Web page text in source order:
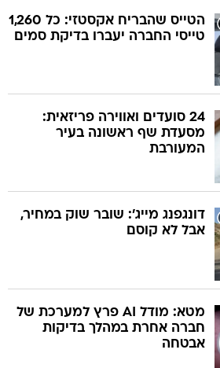
הטייס שהבריח אקסטזי: כל 1,260
טייסי החברה יעברו בדיקת סמים
24 סועדים ואווירה פריזאית:
מסעדת שף ראשונה בעיר
המעורבת
דונגפנג מייג': שובר שוק במחיר,
אבל לא קוסם
מטא: מודל AI פרץ למערכת של
חברה אחרת במהלך בדיקות
אבטחה